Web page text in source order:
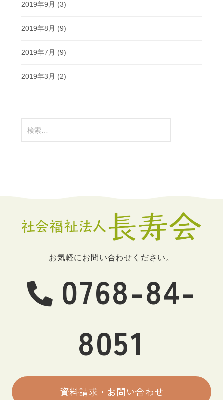
2019年9月 (3)
2019年8月 (9)
2019年7月 (9)
2019年3月 (2)
索:
お気軽にお問い合わせください。
0768-84-
8051
資料請求・お問い合わせ